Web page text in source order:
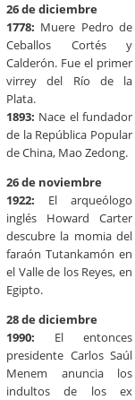
26 de diciembre
1778: Muere Pedro de
Ceballos Cortés y
Calderón. Fue el primer
virrey del Río de la
Plata.
1893: Nace el fundador
de la República Popular
de China, Mao Zedong.
26 de noviembre
1922: El arqueólogo
inglés Howard Carter
descubre la momia del
faraón Tutankamón en
el Valle de los Reyes, en
Egipto.
28 de diciembre
1990: El entonces
presidente Carlos Saúl
Menem anuncia los
indultos de los ex